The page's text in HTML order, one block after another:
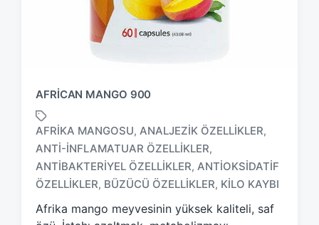
AFRICAN MANGO 900
a
g
g
AFRIKA MANGOSU, ANALJEZIK ÖZELLIKLER,
ANTI-INFLAMATUAR ÖZELLIKLER,
ANTIBAKTERIYEL ÖZELLIKLER, ANTIOKSIDATIF
ÖZELLIKLER, BÜZÜCÜ ÖZELLIKLER, KILO KAYBI
Afrika mango meyvesinin yüksek kaliteli, saf